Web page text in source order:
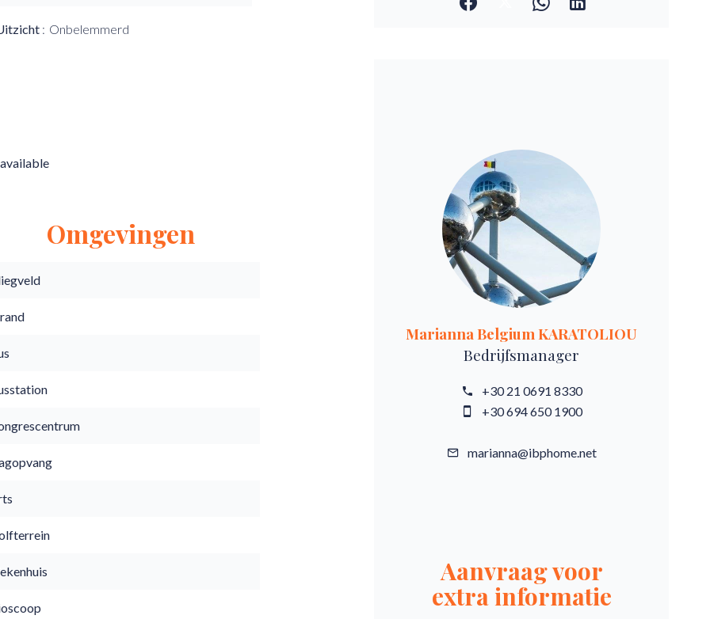
Onbelemmerd
Omgevingen
Marianna Belgium KARATOLIOU
Bedrijfsmanager
+30 21 0691 8330
+30 694 650 1900
marianna@ibphome.net
Aanvraag voor
extra informatie